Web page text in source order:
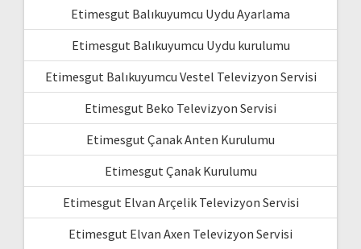
Etimesgut Balıkuyumcu Uydu Ayarlama
Etimesgut Balıkuyumcu Uydu kurulumu
Etimesgut Balıkuyumcu Vestel Televizyon Servisi
Etimesgut Beko Televizyon Servisi
Etimesgut Çanak Anten Kurulumu
Etimesgut Çanak Kurulumu
Etimesgut Elvan Arçelik Televizyon Servisi
Etimesgut Elvan Axen Televizyon Servisi